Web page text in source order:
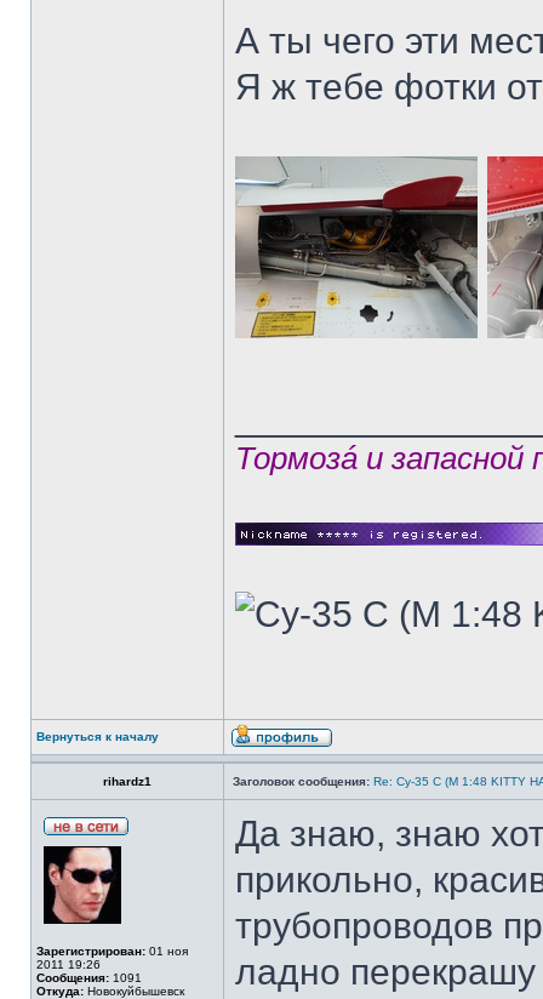
А ты чего эти
Я ж тебе фотки
Тормозá и
Вернуться к началу
rihardz1 Заголовок сообщения: Re: Су-35 С (М 1:48 KITTY
Зарегистрирован: 01 ноя
2011 19:26
Сообщения: 1091
Откуда: Новокуйбышевск
Да знаю, знаю
прикольно,
трубопроводов
ладно